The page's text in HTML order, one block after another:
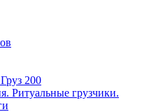
200
Ритуальные грузчики.